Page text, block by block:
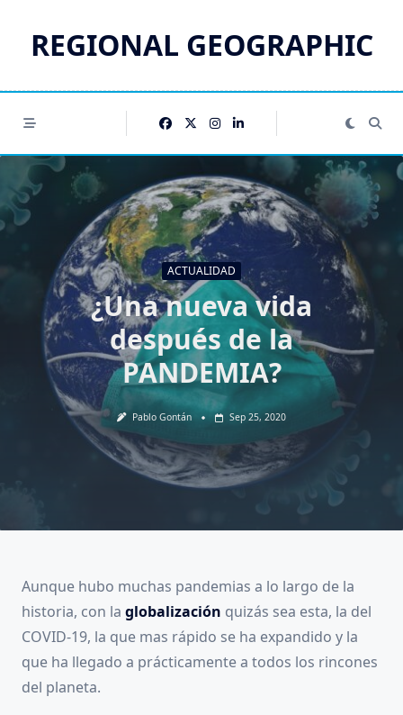
contenidoREGIONAL GEOGRAPHIC
ACTUALIDAD
¿Una nueva vida
después de la
PANDEMIA?
Pablo Gontán Sep 25, 2020
Aunque hubo muchas pandemias a lo largo de la
historia, con la globalización quizás sea esta, la del
COVID-19, la que mas rápido se ha expandido y la
que ha llegado a prácticamente a todos los rincones
del planeta.